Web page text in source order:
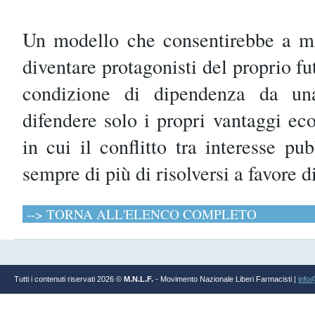
Un modello che consentirebbe a
diventare protagonisti del proprio
condizione di dipendenza da
difendere solo i propri vantaggi
in cui il conflitto tra interesse
sempre di più di risolversi a favore
--> TORNA ALL'ELENCO COMPLETO
Tutti i contenuti riservati 2026 © M.N.L.F. - Movimento Nazionale Liberi Farmacisti |